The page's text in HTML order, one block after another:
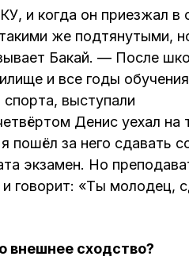
и когда он приезжал в
же подтянутыми,
Бакай. — После
и все годы
выступали
Денис уехал на
за него сдавать
экзамен. Но
говорит: «Ты молодец,
внешнее сходство?